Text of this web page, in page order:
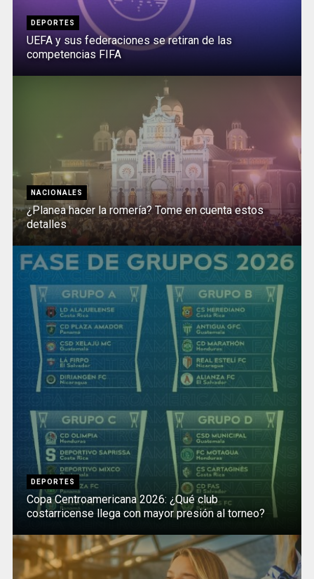
DEPORTES
UEFA y sus federaciones se retiran de las
competencias FIFA
NACIONALES
¿Planea hacer la romería? Tome en cuenta estos
detalles
DEPORTES
Copa Centroamericana 2026: ¿Qué club
costarricense llega con mayor presión al torneo?